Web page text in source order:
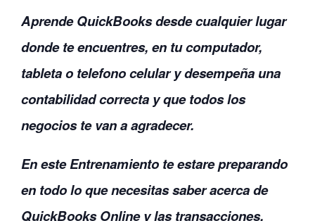
Aprende QuickBooks desde cualquier lugar
donde te encuentres, en tu computador,
tableta o telefono celular y desempeña una
contabilidad correcta y que todos los
negocios te van a agradecer.
En este Entrenamiento te estare preparando
en todo lo que necesitas saber acerca de
QuickBooks Online y las transacciones,